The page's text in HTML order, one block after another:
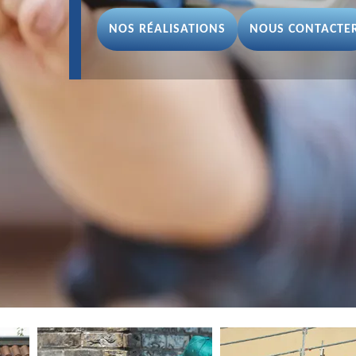
NOS RÉALISATIONS NOUS